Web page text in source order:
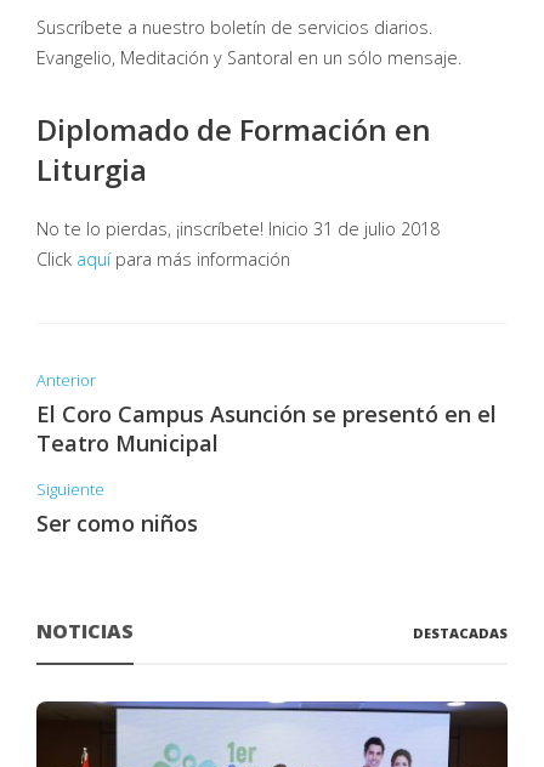
Suscríbete a nuestro boletín de servicios diarios.
Evangelio, Meditación y Santoral en un sólo mensaje.
Diplomado de Formación en
Liturgia
No te lo pierdas, ¡inscríbete! Inicio 31 de julio 2018
Click aquípara más información
Anterior
El Coro Campus Asunción se presentó en el
Teatro Municipal
Siguiente
Ser como niños
NOTICIAS DESTACADAS